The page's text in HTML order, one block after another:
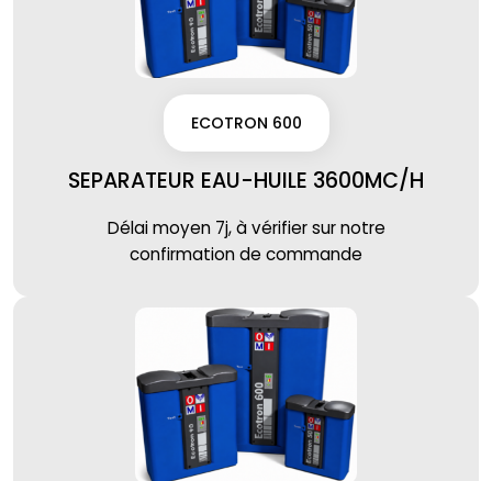
ECOTRON 600
SEPARATEUR EAU-HUILE 3600MC/H
Délai moyen 7j, à vérifier sur notre
confirmation de commande